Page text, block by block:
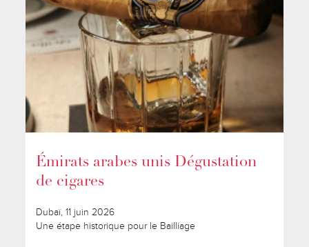
Émirats arabes unis Dégustation
de cigares
Dubaï, 11 juin 2026
Une étape historique pour le Bailliage